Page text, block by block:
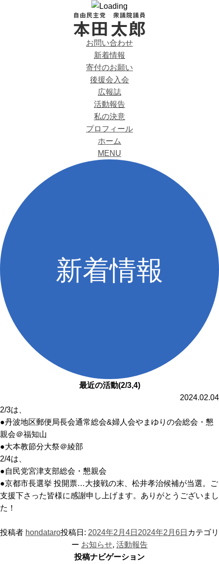
お問い合わせ
新着情報
寄付のお願い
後援会入会
広報誌
活動報告
私の決意
プロフィール
ホーム
MENU
最近の活動(2/3,4)
2024.02.04
2/3は、
●丹波地区郵便局長会通常総会&婦人会やまゆりの会総会・懇
親会＠福知山
●大本教節分大祭＠綾部
2/4は、
●自民党宮津支部総会・懇親会
●京都市長選挙 投開票…大接戦の末、松井孝治候補が当選。ご
支援下さった皆様に感謝申し上げます。ありがとうございまし
た！
投稿者 hondataro投稿日: 2024年2月4日 2024年2月6日 カテゴリ
ー お知らせ, 活動報告
投稿ナビゲーション